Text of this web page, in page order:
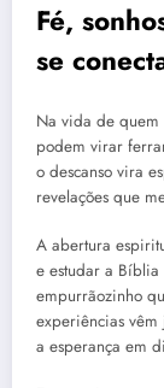
Fé,
se
Na vida de quem
podem virar
o descanso vira
revelações que
A abertura
e estudar a
empurrãozinho
experiências vêm
a esperança em